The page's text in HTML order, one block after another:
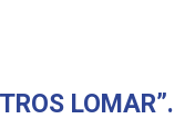
LOMAR”.